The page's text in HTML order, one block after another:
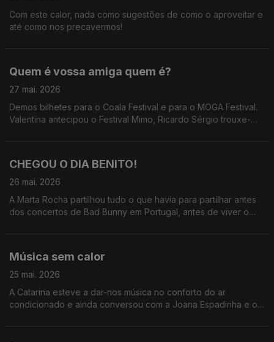
Com este calor, nada como sugestões de como o aproveitar e
até como nos precavermos!
Quem é vossa amiga quem é?
27 mai. 2026
Demos bilhetes para o Coala Festival e para o MOGA Festival.
Valentina antecipou o Festival Mimo, Ricardo Sérgio trouxe-
CHEGOU O DIA BENITO!
26 mai. 2026
A Marta Rocha partilhou tudo o que havia para partilhar antes
dos concertos de Bad Bunny em Portugal, antes de viver o
Música sem calor
25 mai. 2026
A Catarina esteve a dar-nos música no conforto do ar
condicionado e ainda conversou com a Joana Espadinha e o